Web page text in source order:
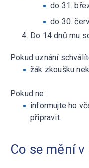
do 31.
do 30.
Do 14 dnů mu
Pokud uznání
žák zkoušku
Pokud ne:
informujte ho
připravit.
Co se mění